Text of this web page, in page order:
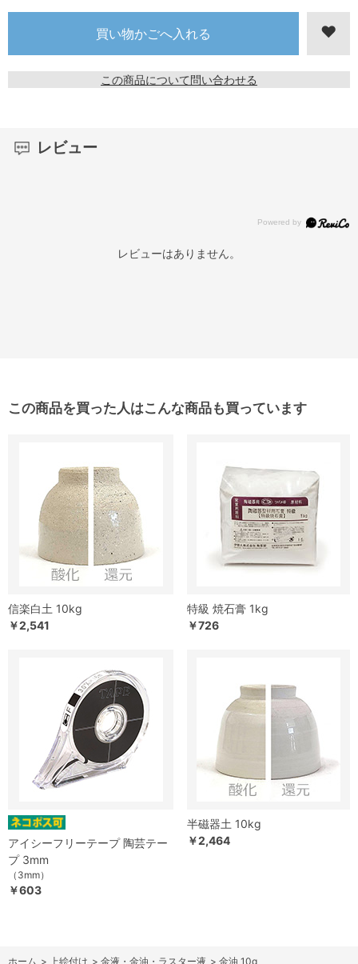
この商品について問い合わせる
レビュー
レビューはありません。
この商品を買った人はこんな商品も買っています
信楽白土 10kg
￥2,541
特級 焼石膏 1kg
￥726
アイシーフリーテープ 陶芸テー
プ 3mm
（3mm）
￥603
半磁器土 10kg
￥2,464
ホーム > 上絵付け > 金液・金油・ラスター液 > 金油 10g